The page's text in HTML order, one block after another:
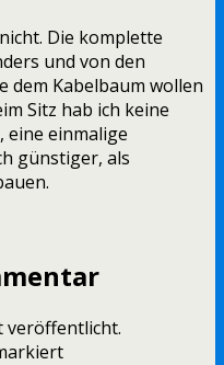
Die komplette
und von den
dem Kabelbaum wollen
Sitz hab ich keine
eine einmalige
günstiger, als
veröffentlicht.